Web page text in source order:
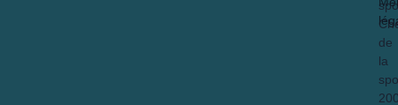
de
la